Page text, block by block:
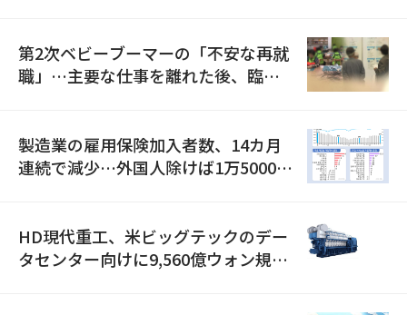
第2次ベビーブーマーの「不安な再就
職」…主要な仕事を離れた後、臨時
製造業の雇用保険加入者数、14カ月
連続で減少…外国人除けば1万5000人
HD現代重工、米ビッグテックのデー
タセンター向けに9,560億ウォン規模